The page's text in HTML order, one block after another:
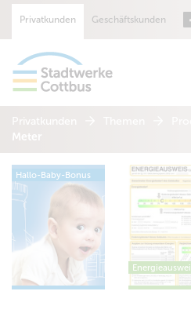
Suche
Privatkunden Geschäftskunden
Privatkunden
Meter
Hallo-Baby-Bonus